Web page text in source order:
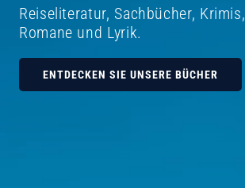
Reiseliteratur, Sachbücher, Krimis,
Romane und Lyrik.
ENTDECKEN SIE UNSERE BÜCHER